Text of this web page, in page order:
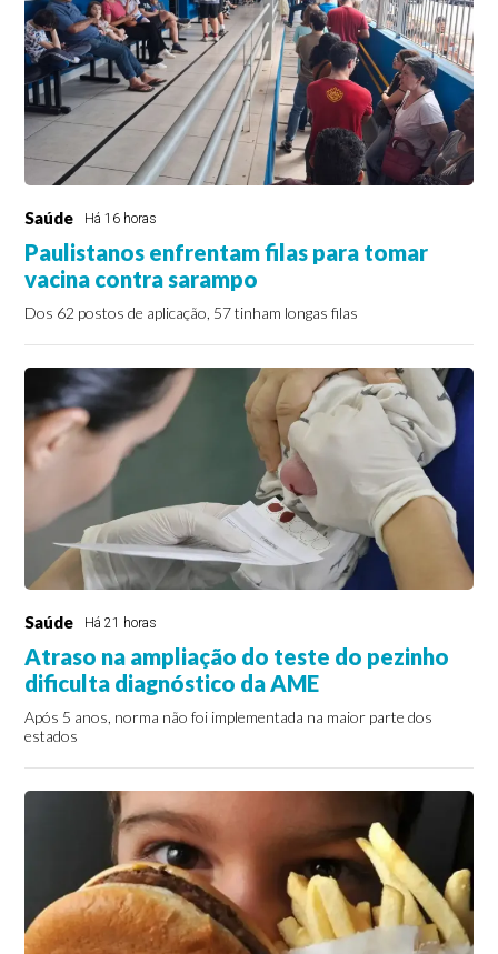
Saúde Há 16 horas
Paulistanos enfrentam filas para tomar
vacina contra sarampo
Dos 62 postos de aplicação, 57 tinham longas filas
Saúde Há 21 horas
Atraso na ampliação do teste do pezinho
dificulta diagnóstico da AME
Após 5 anos, norma não foi implementada na maior parte dos
estados